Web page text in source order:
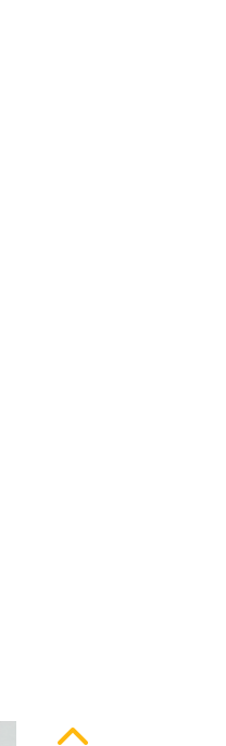
Anterior